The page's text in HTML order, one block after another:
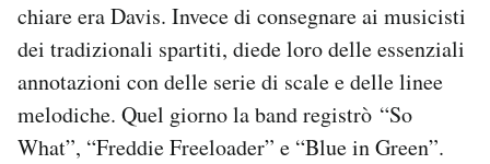
chiare era Davis. Invece di consegnare ai musicisti
dei tradizionali spartiti, diede loro delle essenziali
annotazioni con delle serie di scale e delle linee
melodiche. Quel giorno la band registrò “So
What”, “Freddie Freeloader” e “Blue in Green”.